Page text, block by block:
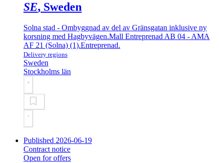
SE, Sweden
Solna stad - Ombyggnad av del av Gränsgatan inklusive ny
korsning med Hagbyvägen.Mall Entreprenad AB 04 - AMA
AF 21 (Solna) (1).Entreprenad.
Delivery regions
Sweden
Stockholms län
Published 2026-06-19
Contract notice
Open for offers